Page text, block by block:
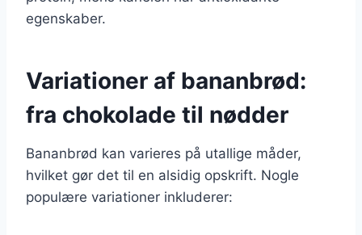
egenskaber.
Variationer af bananbrød:
fra chokolade til nødder
Bananbrød kan varieres på utallige måder,
hvilket gør det til en alsidig opskrift. Nogle
populære variationer inkluderer: